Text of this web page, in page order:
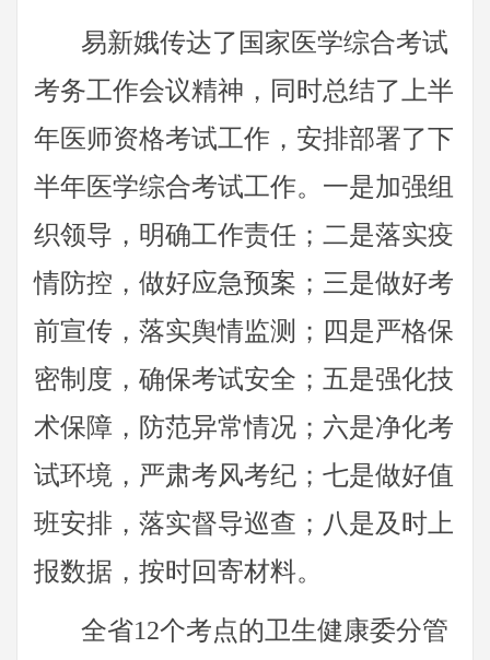
易新娥传达了国家医学综合考试
考务工作会议精神，同时总结了上半
年医师资格考试工作，安排部署了下
半年医学综合考试工作。一是加强组
织领导，明确工作责任；二是落实疫
情防控，做好应急预案；三是做好考
前宣传，落实舆情监测；四是严格保
密制度，确保考试安全；五是强化技
术保障，防范异常情况；六是净化考
试环境，严肃考风考纪；七是做好值
班安排，落实督导巡查；八是及时上
报数据，按时回寄材料。
全省12个考点的卫生健康委分管